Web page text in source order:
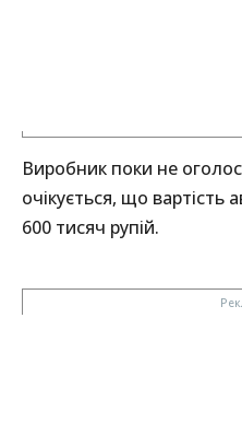
Виробник поки не
очікується, що вартість
600 тисяч рупій.